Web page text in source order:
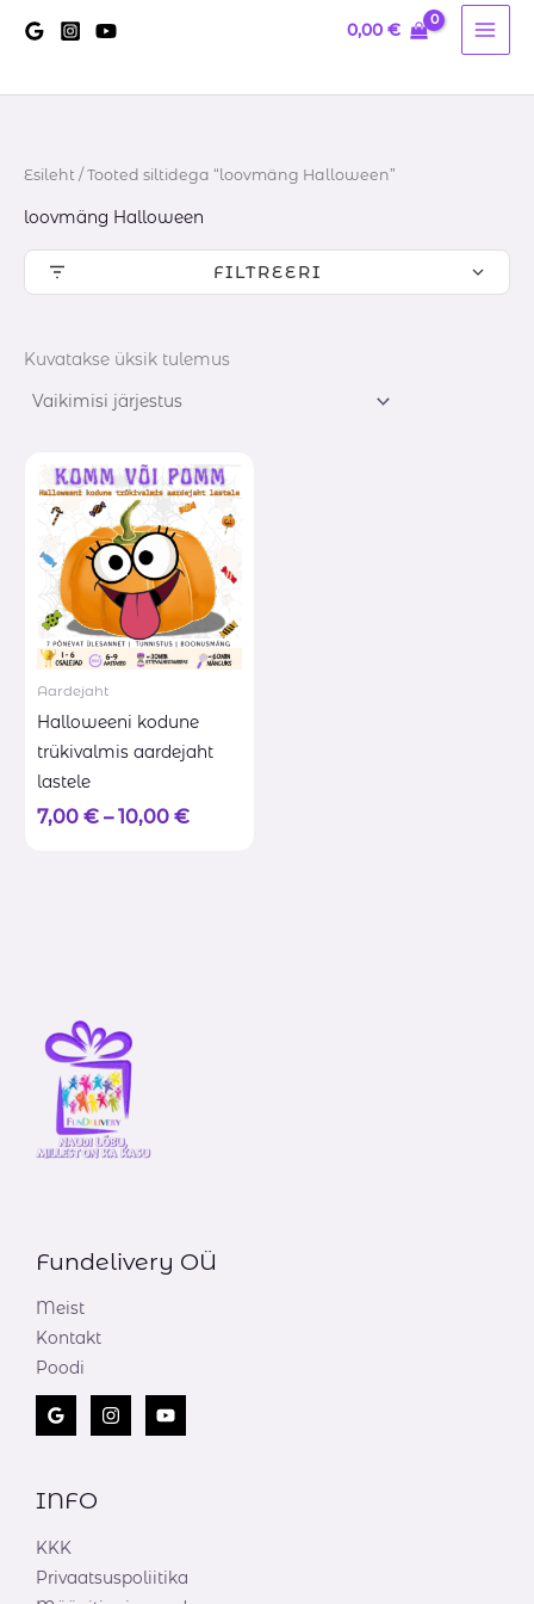
0,00€
Esileht / Tooted siltidega “loovmäng Halloween”
loovmäng Halloween
FILTREERI
Kuvatakse üksik tulemus
Aardejaht
Halloweeni kodune
trükivalmis aardejaht
lastele
7,00 € – 10,00 €
Hinnavahemik:
7,00 €
kuni
10,00 €
Fundelivery OÜ
Meist
Kontakt
Poodi
INFO
KKK
Privaatsuspoliitika